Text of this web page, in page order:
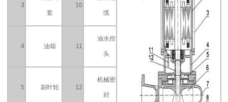
3
套
10
缆
4 油箱 11
油水控
头
5 副叶轮 12
机械密
封